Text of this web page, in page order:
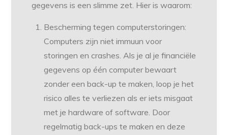
gegevens is een slimme zet. Hier is waarom:
Bescherming tegen computerstoringen:
Computers zijn niet immuun voor
storingen en crashes. Als je al je financiële
gegevens op één computer bewaart
zonder een back-up te maken, loop je het
risico alles te verliezen als er iets misgaat
met je hardware of software. Door
regelmatig back-ups te maken en deze